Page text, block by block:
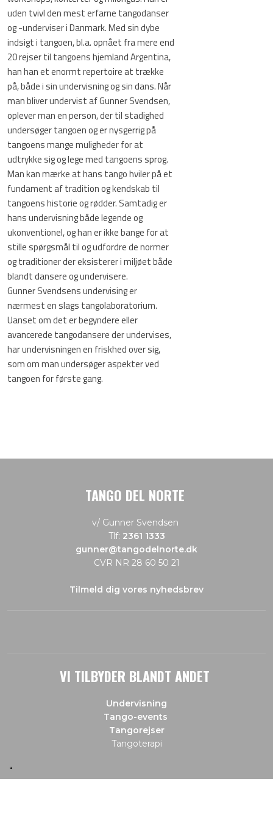
uden tvivl den mest erfarne tangodanser
og -underviser i Danmark. Med sin dybe
indsigt i tangoen, bl.a. opnået fra mere end
20 rejser til tangoens hjemland Argentina,
han han et enormt repertoire at trække
på, både i sin undervisning og sin dans. Når
man bliver undervist af Gunner Svendsen,
oplever man en person, der til stadighed
undersøger tangoen og er nysgerrig på
tangoens mange muligheder for at
udtrykke sig og lege med tangoens sprog.
Man kan mærke at hans tango hviler på et
fundament af tradition og kendskab til
tangoens historie og rødder. Samtadig er
hans undervisning både legende og
ukonventionel, og han er ikke bange for at
stille spørgsmål til og udfordre de normer
og traditioner der eksisterer i miljøet både
blandt dansere og undervisere.
Gunner Svendsens undervising er
nærmest en slags tangolaboratorium.
Uanset om det er begyndere eller
avancerede tangodansere der undervises,
har undervisningen en friskhed over sig,
som om man undersøger aspekter ved
tangoen for første gang.
TANGO DEL NORTE
v/ Gunner Svendsen
Tlf: 2361 1333
gunner@tangodelnorte.dk
CVR NR 28 60 50 21
Tilmeld dig vores nyhedsbrev
VI TILBYDER BLANDT ANDET
Undervisning
Tango-events
Tangorejser
Tangoterapi